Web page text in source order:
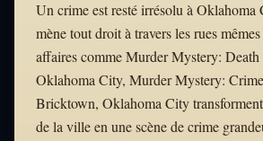
Un crime est resté irrésolu à Oklahoma
mène tout droit à travers les rues
affaires comme Murder Mystery:
Oklahoma City, Murder Mystery:
Bricktown, Oklahoma City
de la ville en une scène de crime